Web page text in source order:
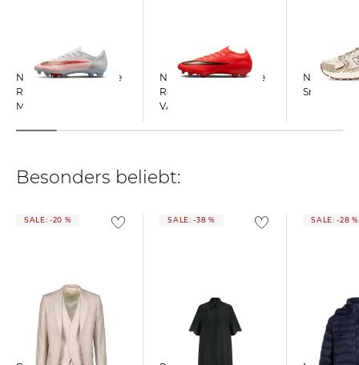
Nike | Fußballschuhe
Rasen-Kunstrasen
MERCURIAL
Nike | Fußballschuhe
Rasen MERCURIAL
VAPOR 17 ELITE
New
Sneaker
Besonders beliebt:
SALE: -20 % SALE: -38 % SALE: -28 %